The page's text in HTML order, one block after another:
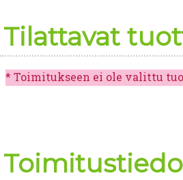
Tilattavat
Toimitukseen ei ole valittu